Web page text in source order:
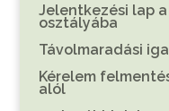
Jelentkezési lap a
osztályába
Távolmaradási
Kérelem
alól